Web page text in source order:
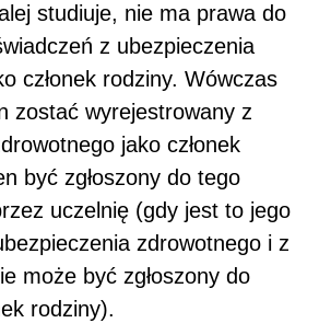
studiuje, nie ma prawa do
z ubezpieczenia
członek rodziny. Wówczas
zostać wyrejestrowany z
jako członek
być zgłoszony do tego
uczelnię (gdy jest to jego
zdrowotnego i z
może być zgłoszony do
rodziny).